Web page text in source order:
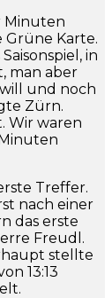
Minuten
Grüne Karte.
in
man aber
und noch
Zürn.
Wir waren
Treffer.
nach einer
das erste
Freudl.
stellte
13:13